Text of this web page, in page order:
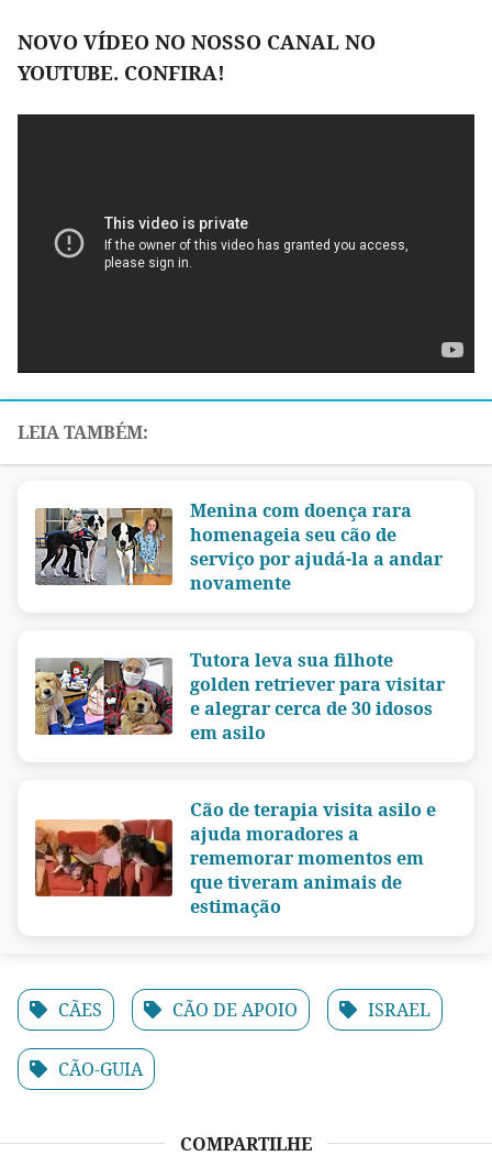
NOVO VÍDEO NO NOSSO CANAL NO
YOUTUBE. CONFIRA!
Menina com doença rara
homenageia seu cão de
serviço por ajudá-la a andar
novamente
Tutora leva sua filhote
golden retriever para visitar
e alegrar cerca de 30 idosos
em asilo
Cão de terapia visita asilo e
ajuda moradores a
rememorar momentos em
que tiveram animais de
estimação
CÃES CÃO DE APOIO ISRAEL
CÃO-GUIA
COMPARTILHE